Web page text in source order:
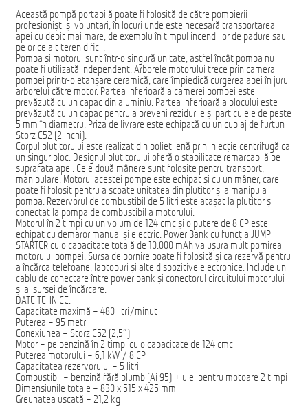
Această pompă portabilă poate fi folosită de către pompierii
profesioniști și voluntari, în locuri unde este necesară transportarea
apei cu debit mai mare, de exemplu în timpul incendiilor de padure sau
pe orice alt teren dificil.
Pompa și motorul sunt într-o singură unitate, astfel încât pompa nu
poate fi utilizată independent. Arborele motorului trece prin camera
pompei printr-o etanșare ceramică, care împiedică curgerea apei în jurul
arborelui către motor. Partea inferioară a camerei pompei este
prevăzută cu un capac din aluminiu. Partea inferioară a blocului este
prevăzută cu un capac pentru a preveni rezidurile și particulele de peste
5 mm în diametru. Priza de livrare este echipată cu un cuplaj de furtun
Storz C52 (2 inchi).
Corpul plutitorului este realizat din polietilenă prin injecție centrifugă ca
un singur bloc. Designul plutitorului oferă o stabilitate remarcabilă pe
suprafața apei. Cele două mânere sunt folosite pentru transport,
manipulare. Motorul acestei pompe este echipat și cu un mâner, care
poate fi folosit pentru a scoate unitatea din plutitor și a manipula
pompa. Rezervorul de combustibil de 5 litri este atașat la plutitor și
conectat la pompa de combustibil a motorului.
Motorul în 2 timpi cu un volum de 124 cmc și o putere de 8 CP este
echipat cu demaror manual și electric. Power Bank cu funcția JUMP
STARTER cu o capacitate totală de 10.000 mAh va ușura mult pornirea
motorului pompei. Sursa de pornire poate fi folosită și ca rezervă pentru
a încărca telefoane, laptopuri și alte dispozitive electronice. Include un
cablu de conectare între power bank și conectorul circuitului motorului
și al sursei de încărcare.
DATE TEHNICE:
Capacitate maximă – 480 litri/minut
Puterea – 95 metri
Conexiunea – Storz C52 (2,5″)
Motor – pe benzină în 2 timpi cu o capacitate de 124 cmc
Puterea motorului – 6,1 kW / 8 CP
Capacitatea rezervorului – 5 litri
Combustibil – benzină fără plumb (Ai 95) + ulei pentru motoare 2 timpi
Dimensiunile totale – 830 x 515 x 425 mm
Greunatea uscată – 21,2 kg